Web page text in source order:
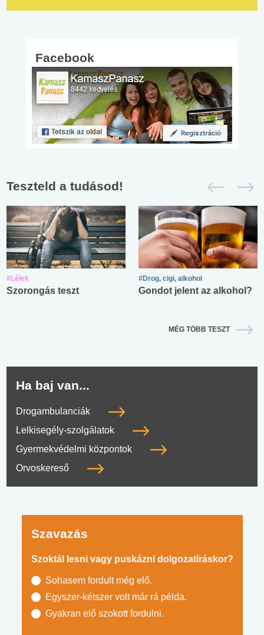
Facebook
Teszteld a tudásod!
#Lélek
Szorongás teszt
#Drog, cigi, alkohol
Gondot jelent az alkohol?
MÉG TÖBB TESZT
Ha baj van...
Drogambulanciák
Lelkisegély-szolgálatok
Gyermekvédelmi központok
Orvoskereső
Szavazás
Szoktál lesni vagy puskázni dolgozatíráskor?
Sohasem fordult még elő.
Egyszer-kétszer volt már rá példa.
Gyakran elő szokott fordulni.